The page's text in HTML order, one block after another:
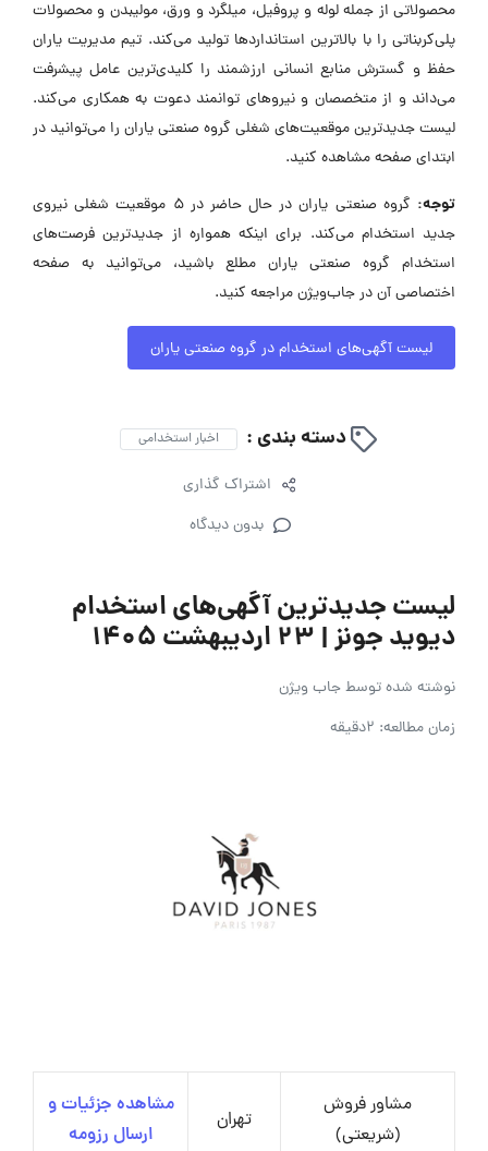
محصولاتی از جمله لوله و پروفیل، میلگرد و ورق، مولیبدن و محصولات
پلی‌کربناتی را با بالاترین استانداردها تولید می‌کند. تیم مدیریت یاران
حفظ و گسترش منابع انسانی ارزشمند را کلیدی‌ترین عامل پیشرفت
می‌داند و از متخصصان و نیروهای توانمند دعوت به همکاری می‌کند.
لیست جدیدترین موقعیت‌های شغلی گروه صنعتی یاران را می‌توانید در
ابتدای صفحه مشاهده کنید.
توجه:
گروه صنعتی یاران در حال حاضر در ۵ موقعیت شغلی نیروی
جدید استخدام می‌کند. برای اینکه همواره از جدیدترین فرصت‌های
استخدام گروه صنعتی یاران مطلع باشید، می‌توانید به صفحه
اختصاصی آن در جاب‌ویژن مراجعه کنید.
لیست آگهی‌های استخدام در گروه صنعتی یاران
دسته بندی : اخبار استخدامی
اشتراک گذاری
بدون دیدگاه
لیست جدیدترین آگهی‌های استخدام
دیوید جونز | 23 اردیبهشت ۱۴۰۵
نوشته شده توسطجاب ویژن
زمان مطالعه: 2دقیقه
مشاور فروش
(شریعتی)
تهران
مشاهده جزئیات و
ارسال رزومه